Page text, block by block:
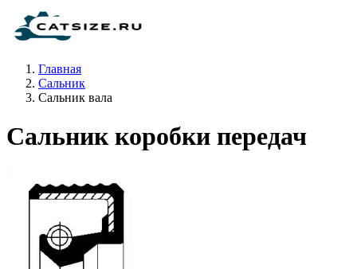
Главная
Сальник
Сальник вала
Сальник коробки передач